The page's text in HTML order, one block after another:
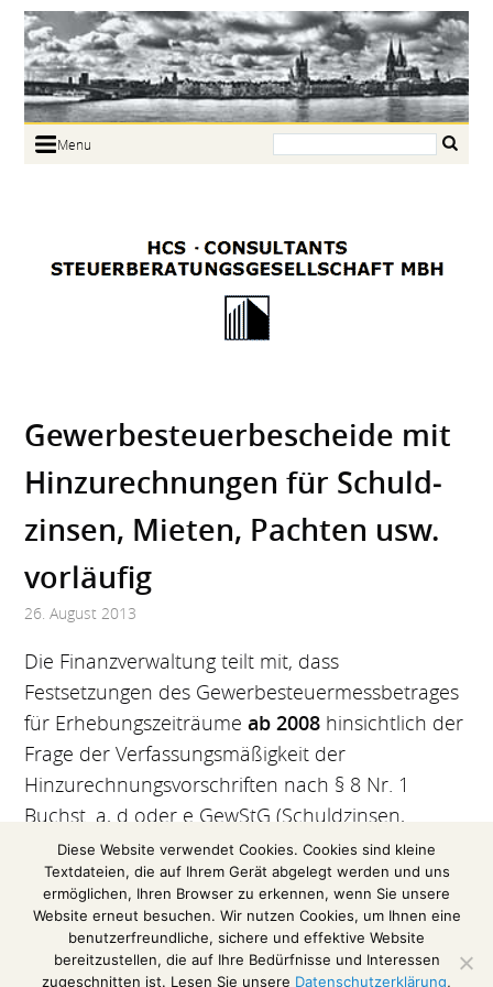
Menu
Links
Gewerbe­steuerbescheide mit
Hinzu­rechnungen für Schuld­
zinsen, Mieten, Pachten usw.
vorläufig
26. August 2013
Die Finanzverwaltung teilt mit, dass
Festsetzungen des Gewerbesteuermessbetrages
für Erhebungszeiträumeab 2008 hinsichtlich der
Frage der Verfassungsmäßigkeit der
Hinzurechnungsvorschriften nach § 8 Nr. 1
Buchst. a, d oder e GewStG (Schuldzinsen,
Mieten, Pachten usw.) vorläufig durchzuführen
sind.
(Siehe gleichlautende Ländererlasse vom
25.04.2013)
Diese Website verwendet Cookies. Cookies sind kleine
Textdateien, die auf Ihrem Gerät abgelegt werden und uns
ermöglichen, Ihren Browser zu erkennen, wenn Sie unsere
Website erneut besuchen. Wir nutzen Cookies, um Ihnen eine
benutzerfreundliche, sichere und effektive Website
bereitzustellen, die auf Ihre Bedürfnisse und Interessen
zugeschnitten ist. Lesen Sie unsere Datenschutzerklärung,